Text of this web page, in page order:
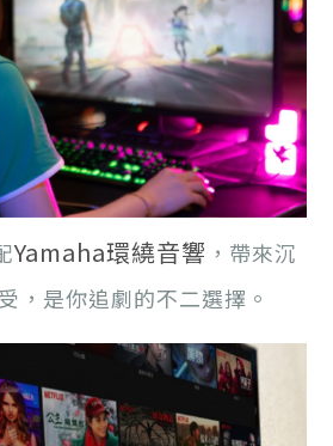
Yamaha環繞音響 ，帶來沉
，是你追劇的不二選擇。